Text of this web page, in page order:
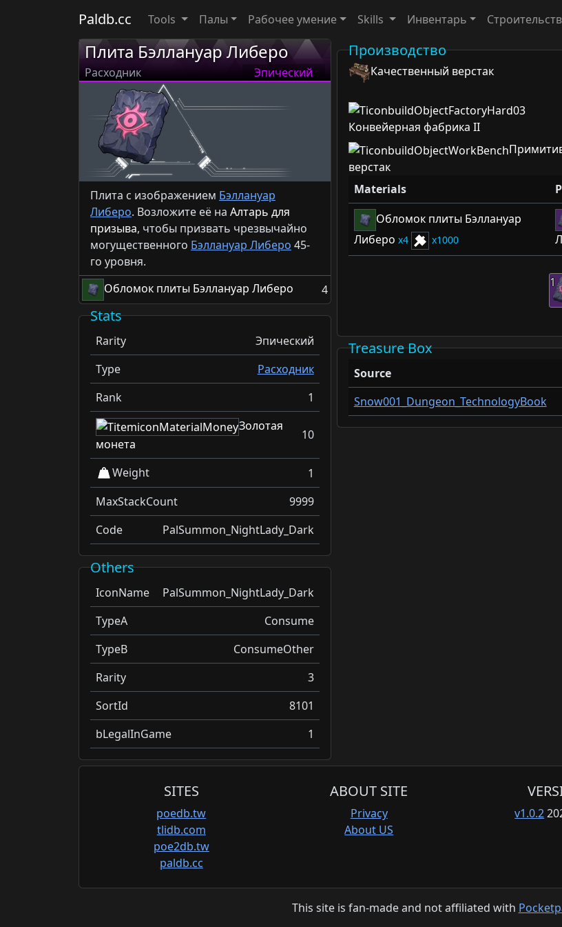
Paldb.cc Tools Палы Рабочее умение Skills Инвентарь
Плита Бэллануар Либеро
Расходник Эпический
Плита с изображением Бэллануар
Либеро. Возложите её на Алтарь для
призыва, чтобы призвать чрезвычайно
могущественного Бэллануар Либеро 45-
го уровня.
Обломок плиты Бэллануар Либеро
4
Stats
Rarity
Эпический
Type
Расходник
Rank
1
Золотая
монета
10
Weight
1
MaxStackCount
9999
Code
PalSummon_NightLady_Dark
Others
IconName
PalSummon_NightLady_Dark
TypeA
Consume
TypeB
ConsumeOther
Rarity
3
SortId
8101
bLegalInGame
1
Производство
Качественный верстак
Конвейерная фабрика II
верстак
Materials
Обломок плиты Бэллануар
Либеро
4 1000
1
Treasure Box
Source
Snow001_Dungeon_TechnologyBook
SITES
poedb.tw
tlidb.com
poe2db.tw
paldb.cc
ABOUT SITE
Privacy
About US
v1.0.2
This site is fan-made and not affiliated with